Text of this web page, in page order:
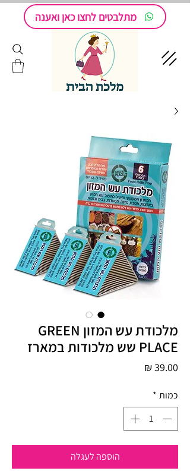
מתלבטים לחצו כאן ואענה
מלכודת עש המזון GREEN
PLACE שש מלכודות במארז
כמות *
הוספה לעגלה